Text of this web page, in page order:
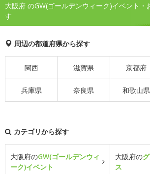
大阪府 のGW(ゴールデンウィーク)イベント・
す
周辺の都道府県から探す
関西 滋賀県 京都府
兵庫県 奈良県 和歌山県
カテゴリから探す
大阪府のGW(ゴールデンウィ
ーク)イベント
大阪府の
ス